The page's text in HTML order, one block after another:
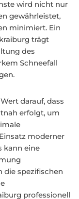
wird nicht nur
gewährleistet,
minimiert. Ein
trägt
des
Schneefall
darauf, dass
erfolgt, um
moderner
kann eine
die spezifischen
professionell